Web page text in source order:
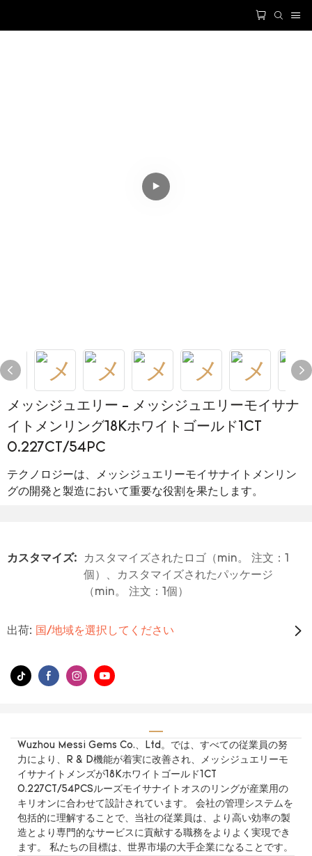
メッシジュエリー - メッシジュエリーモイサナ
イトメンリング18Kホワイトゴールド1CT
0.227CT/54PC
テクノロジーは、メッシジュエリーモイサナイトメンリン
グの開発と製造において重要な役割を果たします。
カスタマイズ:
カスタマイズされたロゴ（min。 注文：1
個）、カスタマイズされたパッケージ
（min。 注文：1個）
出荷: 国/地域を選択してください
Wuzhou Messi Gems Co.、Ltd。では、すべての従業員の努
力により、R & D機能が着実に改善され、メッシジュエリーモ
イサナイトメンズが18Kホワイトゴールド1CT
0.227CT/54PCSルーズモイサナイトオスのリングが産業用の
キリオンに合わせて設計されています。 会社の管理システムを
包括的に理解することで、当社の従業員は、より高い効率の製
造とより専門的なサービスに貢献する職務をよりよく実現でき
ます。 私たちの目標は、世界市場の大手企業になることです。